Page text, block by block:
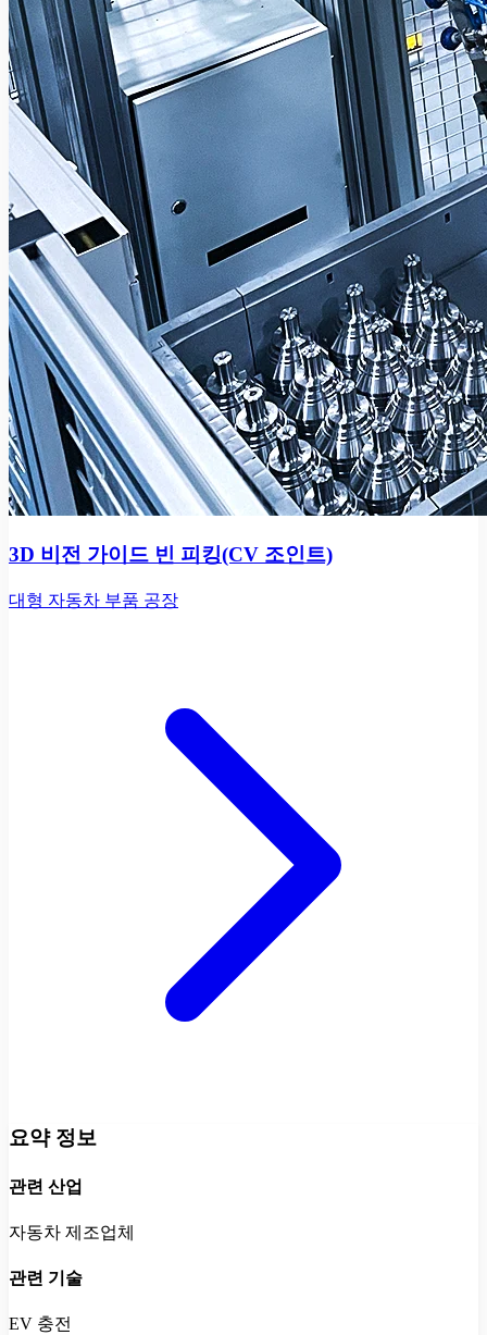
3D 비전 가이드 빈 피킹(CV 조인트)
대형 자동차 부품 공장
요약 정보
관련 산업
자동차 제조업체
관련 기술
EV 충전